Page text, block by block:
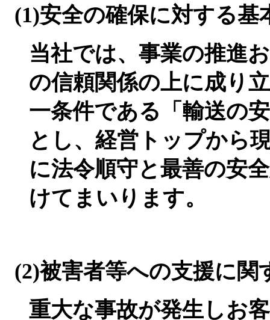
(1)安全の確保に対する基
当社では、事業の推進
の信頼関係の上に成り
一条件である「輸送の
とし、経営トップから
に法令順守と最善の安
けてまいります。
(2)被害者等への支援に関
重大な事故が発生しお